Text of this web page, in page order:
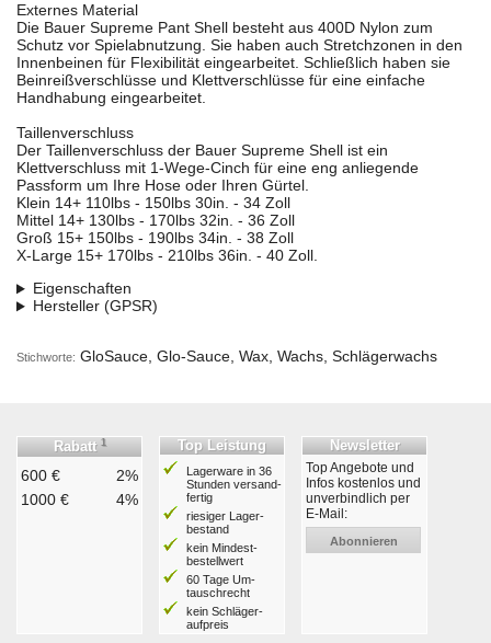
Externes Material
Die Bauer Supreme Pant Shell besteht aus 400D Nylon zum
Schutz vor Spielabnutzung. Sie haben auch Stretchzonen in den
Innenbeinen für Flexibilität eingearbeitet. Schließlich haben sie
Beinreißverschlüsse und Klettverschlüsse für eine einfache
Handhabung eingearbeitet.
Taillenverschluss
Der Taillenverschluss der Bauer Supreme Shell ist ein
Klettverschluss mit 1-Wege-Cinch für eine eng anliegende
Passform um Ihre Hose oder Ihren Gürtel.
Klein 14+ 110lbs - 150lbs 30in. - 34 Zoll
Mittel 14+ 130lbs - 170lbs 32in. - 36 Zoll
Groß 15+ 150lbs - 190lbs 34in. - 38 Zoll
X-Large 15+ 170lbs - 210lbs 36in. - 40 Zoll.
Eigenschaften
Hersteller (GPSR)
Stichworte: GloSauce, Glo-Sauce, Wax, Wachs, Schlägerwachs
Rabatt 1
600 €
2%
1000 €
4%
Top Leistung
Lagerware in 36
Stunden ver­sand­
fertig
riesiger Lager­
bestand
kein Mindest­
bestell­wert
60 Tage Um­
tausch­recht
kein Schläger­
aufpreis
Newsletter
Top Angebote und
Infos kostenlos und
unverbindlich per
E-Mail:
Abonnieren